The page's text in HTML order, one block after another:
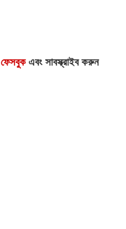
ফেসবুকএবং সাবস্ক্রাইব করুন